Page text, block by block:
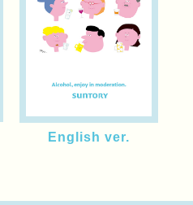
English ver.